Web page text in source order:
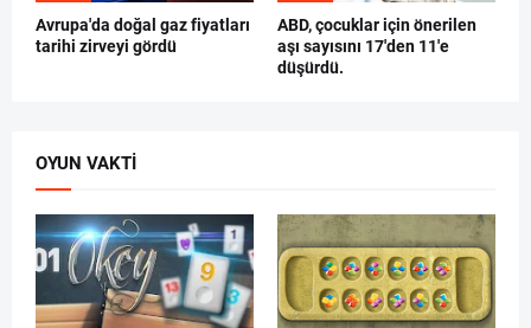
Avrupa'da doğal gaz fiyatları
tarihi zirveyi gördü
ABD, çocuklar için önerilen
aşı sayısını 17'den 11'e
düşürdü.
OYUN VAKTI